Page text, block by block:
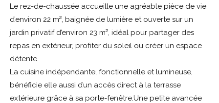
Le rez-de-chaussée accueille une agréable pièce de vie
d’environ 22 m², baignée de lumière et ouverte sur un
jardin privatif d’environ 23 m², idéal pour partager des
repas en extérieur, profiter du soleil ou créer un espace
détente.
La cuisine indépendante, fonctionnelle et lumineuse,
bénéficie elle aussi d’un accès direct à la terrasse
extérieure grâce à sa porte-fenêtre.Une petite avancée